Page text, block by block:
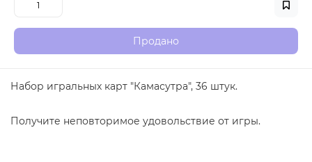
Продано
Набор игральных карт "Камасутра", 36 штук.
Получите неповторимое удовольствие от игры.